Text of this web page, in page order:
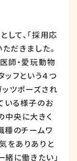
て、「採用応
だきました。
師・愛玩動物
ッフという４つ
ツポーズされ
いる様子のお
中央に大きく
種のチームワ
をありありと
緒に働きたい」